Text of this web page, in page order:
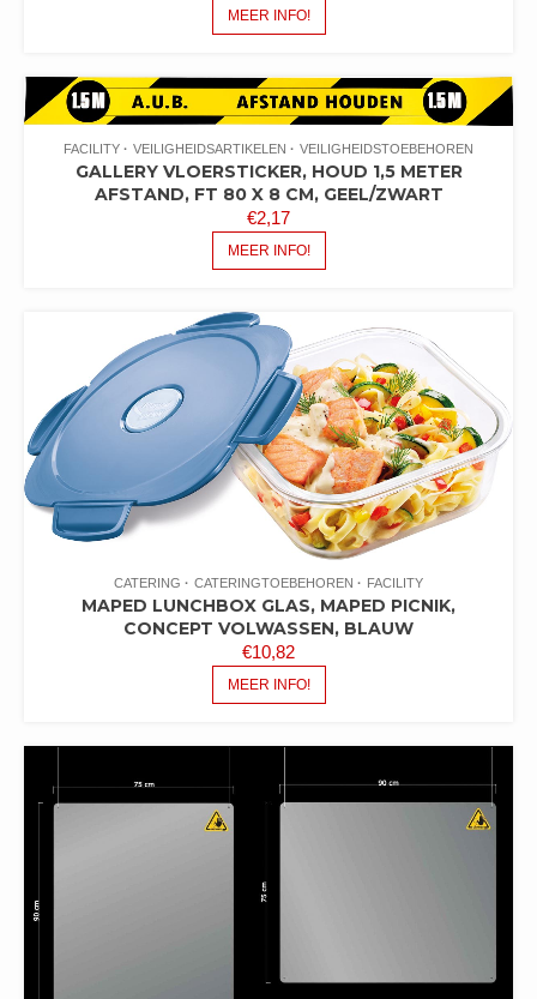
MEER INFO!
FACILITY VEILIGHEIDSARTIKELEN VEILIGHEIDSTOEBEHOREN
GALLERY VLOERSTICKER, HOUD 1,5 METER
AFSTAND, FT 80 X 8 CM, GEEL/ZWART
€2,17
MEER INFO!
CATERING CATERINGTOEBEHOREN FACILITY
MAPED LUNCHBOX GLAS, MAPED PICNIK,
CONCEPT VOLWASSEN, BLAUW
€10,82
MEER INFO!